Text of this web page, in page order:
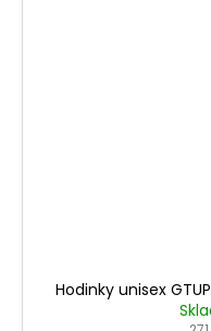
Hodinky unisex